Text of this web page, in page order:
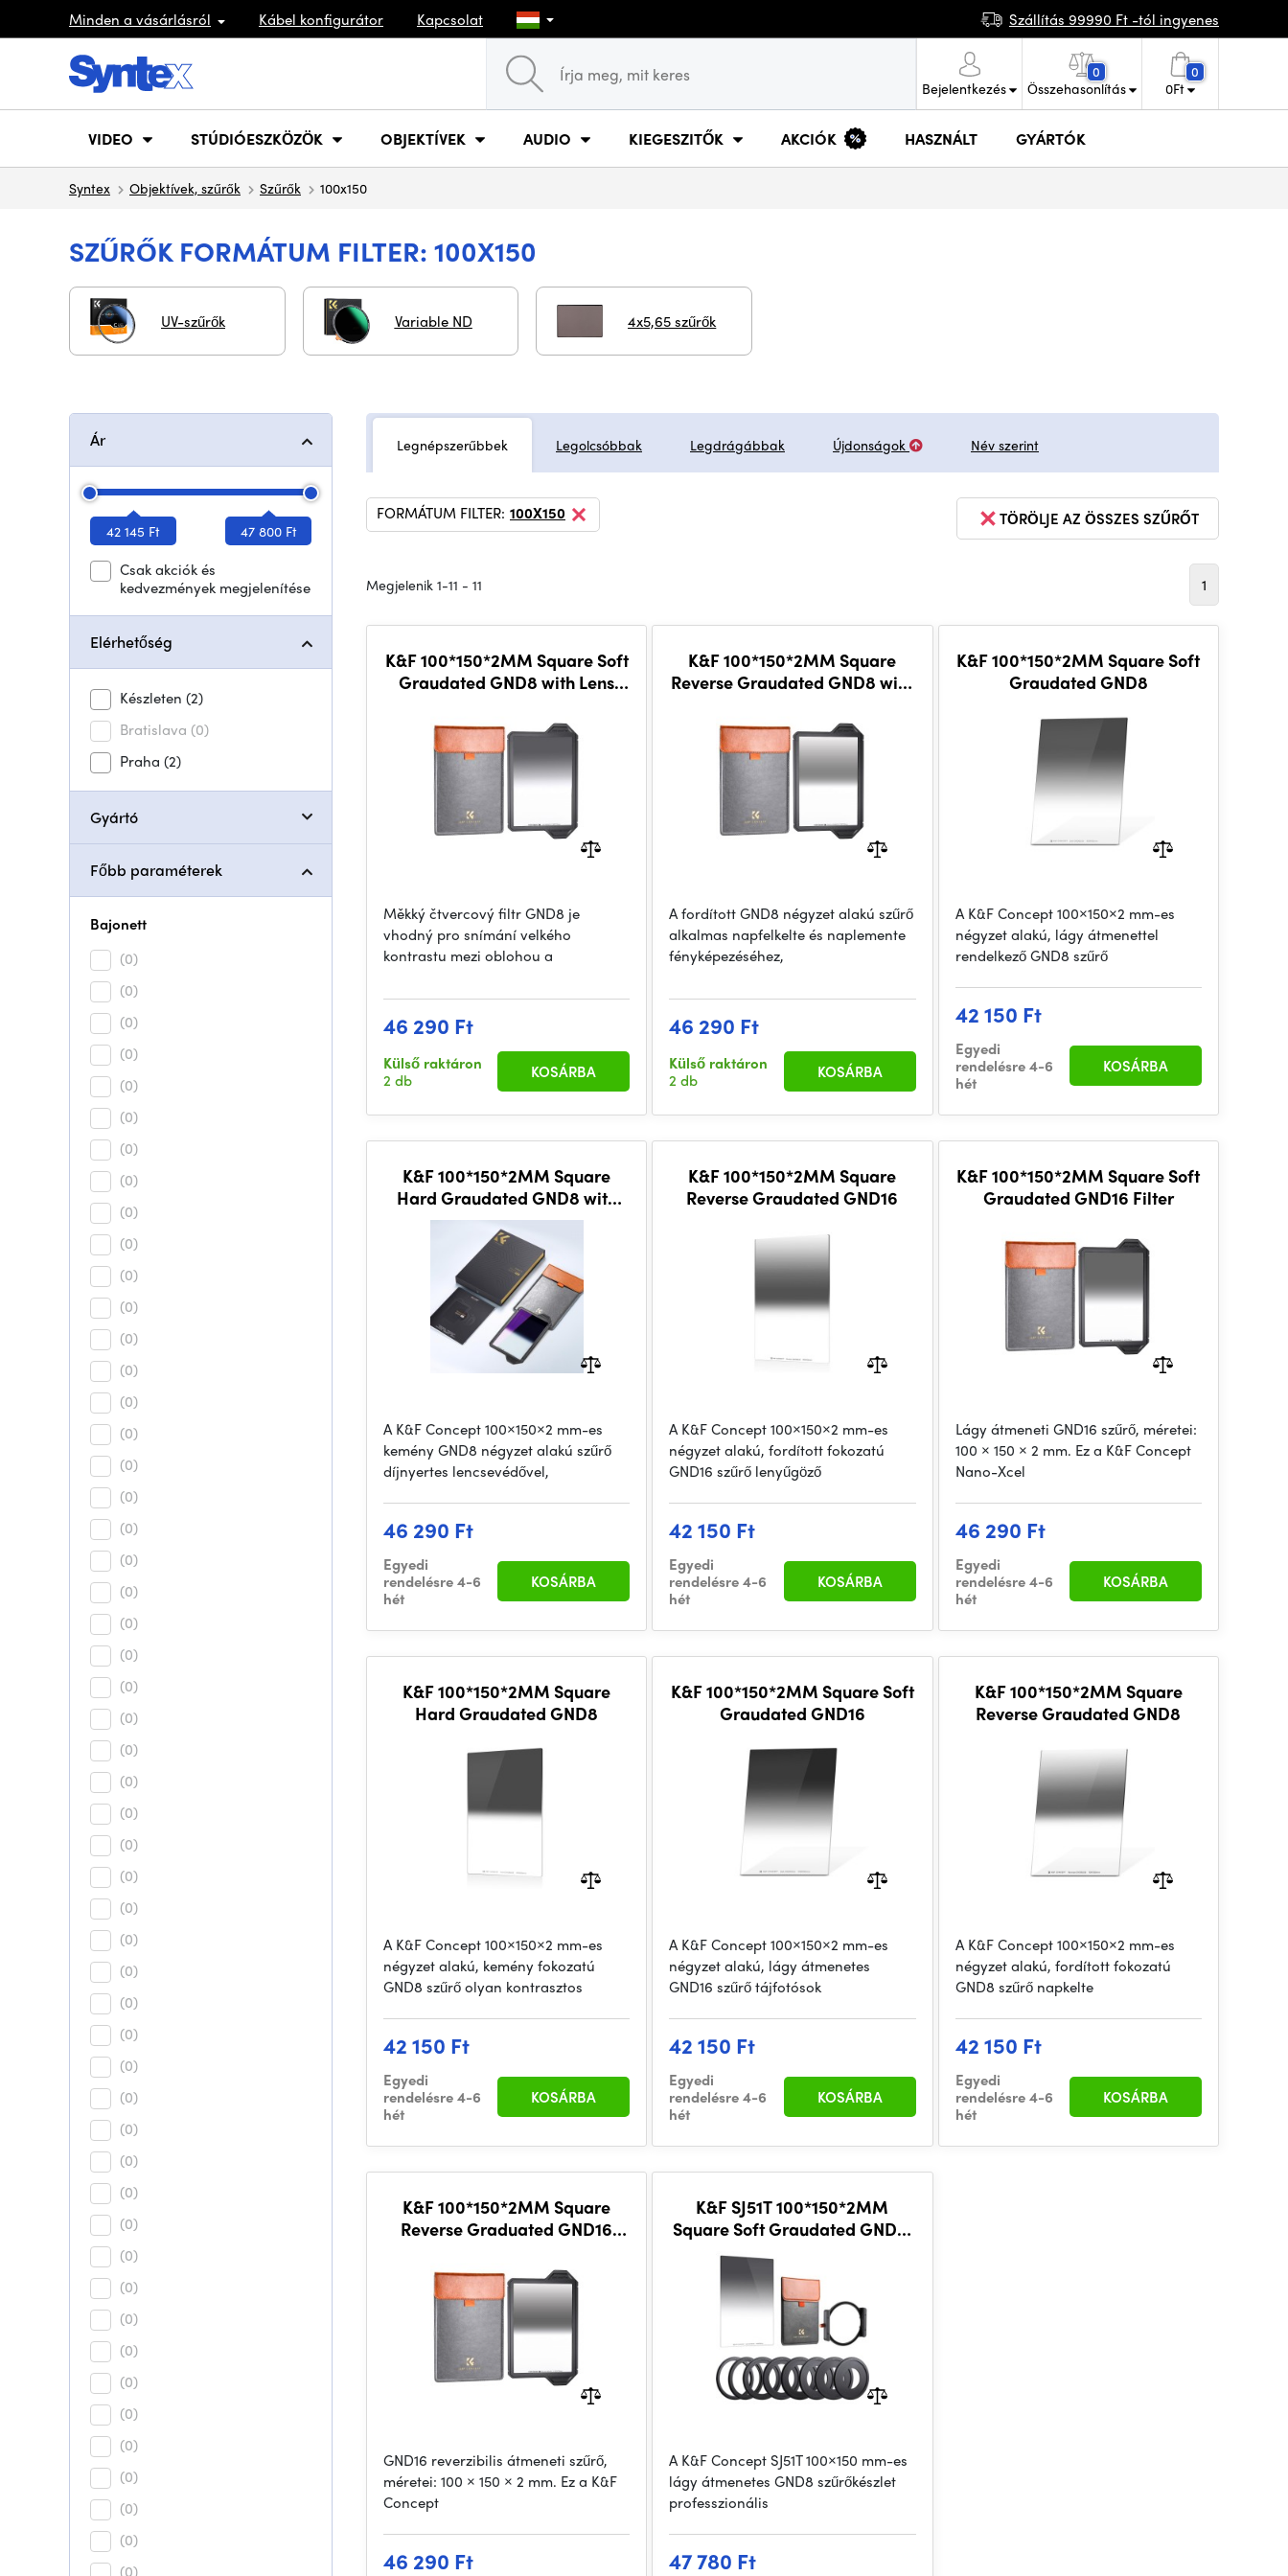
Minden a vásárlásról Kábel konfigurátor Kapcsolat Szállítás 99990 Ft -tól ingyenes
Bejelentkezés
0
Összehasonlítás
0
0Ft
VIDEO STÚDIÓESZKÖZÖK OBJEKTÍVEK AUDIO KIEGESZITŐK AKCIÓK HASZNÁLT GYÁRTÓK
Syntex Objektívek, szűrők Szűrők 100x150
SZŰRŐK FORMÁTUM FILTER: 100X150
UV-szűrők Variable ND 4x5,65 szűrők
Ár
42 145 Ft 47 800 Ft
Csak akciók és
kedvezmények megjelenítése
Elérhetőség
Készleten (2)
Bratislava (0)
Praha (2)
Gyártó
Főbb paraméterek
Bajonett
(0)
(0)
(0)
(0)
(0)
(0)
(0)
(0)
(0)
(0)
(0)
(0)
(0)
(0)
(0)
(0)
(0)
(0)
(0)
(0)
(0)
(0)
(0)
(0)
(0)
(0)
(0)
(0)
(0)
(0)
(0)
(0)
(0)
(0)
(0)
(0)
(0)
(0)
(0)
(0)
(0)
(0)
(0)
(0)
(0)
(0)
(0)
(0)
(0)
(0)
(0)
(0)
Legnépszerűbbek Legolcsóbbak Legdrágábbak Újdonságok Név szerint
TÖRÖLJE AZ ÖSSZES SZŰRŐT
FORMÁTUM FILTER: 100X150
Megjelenik 1-11 - 11 1
K&F 100*150*2MM Square Soft
Graudated GND8 with Lens
Měkký čtvercový filtr GND8 je
vhodný pro snímání velkého
kontrastu mezi oblohou a
46 290 Ft
Külső raktáron
2 db
KOSÁRBA
K&F 100*150*2MM Square
Reverse Graudated GND8 with
A fordított GND8 négyzet alakú szűrő
alkalmas napfelkelte és naplemente
fényképezéséhez,
46 290 Ft
Külső raktáron
2 db
KOSÁRBA
K&F 100*150*2MM Square Soft
Graudated GND8
A K&F Concept 100×150×2 mm-es
négyzet alakú, lágy átmenettel
rendelkező GND8 szűrő
42 150 Ft
Egyedi
rendelésre 4-6
hét
KOSÁRBA
K&F 100*150*2MM Square
Hard Graudated GND8 with
Lens Protection
A K&F Concept 100×150×2 mm-es
kemény GND8 négyzet alakú szűrő
díjnyertes lencsevédővel,
46 290 Ft
Egyedi
rendelésre 4-6
hét
KOSÁRBA
K&F 100*150*2MM Square
Reverse Graudated GND16
A K&F Concept 100×150×2 mm-es
négyzet alakú, fordított fokozatú
GND16 szűrő lenyűgöző
42 150 Ft
Egyedi
rendelésre 4-6
hét
KOSÁRBA
K&F 100*150*2MM Square Soft
Graudated GND16 Filter
Lágy átmeneti GND16 szűrő, méretei:
100 × 150 × 2 mm. Ez a K&F Concept
Nano-Xcel
46 290 Ft
Egyedi
rendelésre 4-6
hét
KOSÁRBA
K&F 100*150*2MM Square
Hard Graudated GND8
A K&F Concept 100×150×2 mm-es
négyzet alakú, kemény fokozatú
GND8 szűrő olyan kontrasztos
42 150 Ft
Egyedi
rendelésre 4-6
hét
KOSÁRBA
K&F 100*150*2MM Square Soft
Graudated GND16
A K&F Concept 100×150×2 mm-es
négyzet alakú, lágy átmenetes
GND16 szűrő tájfotósok
42 150 Ft
Egyedi
rendelésre 4-6
hét
KOSÁRBA
K&F 100*150*2MM Square
Reverse Graudated GND8
A K&F Concept 100×150×2 mm-es
négyzet alakú, fordított fokozatú
GND8 szűrő napkelte
42 150 Ft
Egyedi
rendelésre 4-6
hét
KOSÁRBA
K&F 100*150*2MM Square
Reverse Graduated GND16
GND16 reverzibilis átmeneti szűrő,
méretei: 100 × 150 × 2 mm. Ez a K&F
Concept
46 290 Ft
K&F SJ51T 100*150*2MM
Square Soft Graudated GND8,
Optics Glass, HD, Waterproof,
Anti Scratch
A K&F Concept SJ51T 100×150 mm-es
lágy átmenetes GND8 szűrőkészlet
professzionális
47 780 Ft